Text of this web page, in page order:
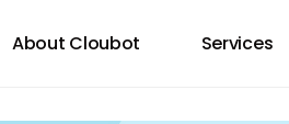
About Cloubot Services